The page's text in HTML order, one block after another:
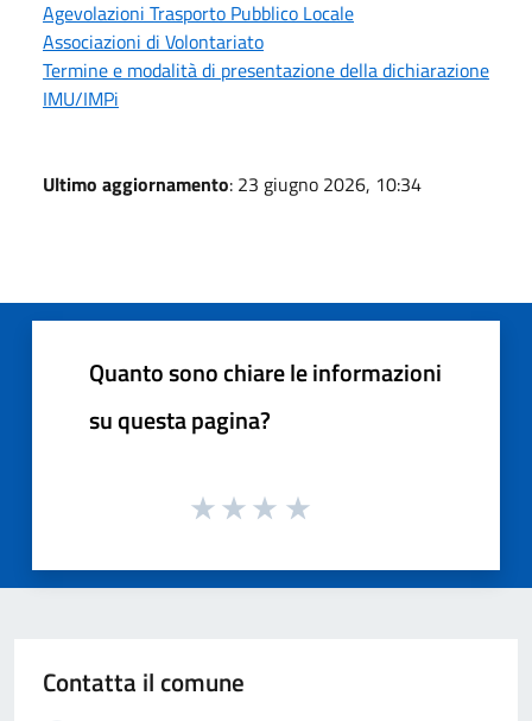
Agevolazioni Trasporto Pubblico Locale
Associazioni di Volontariato
Termine e modalità di presentazione della dichiarazione
IMU/IMPi
Ultimo aggiornamento: 23 giugno 2026, 10:34
Quanto sono chiare le informazioni
su questa pagina?
Contatta il comune